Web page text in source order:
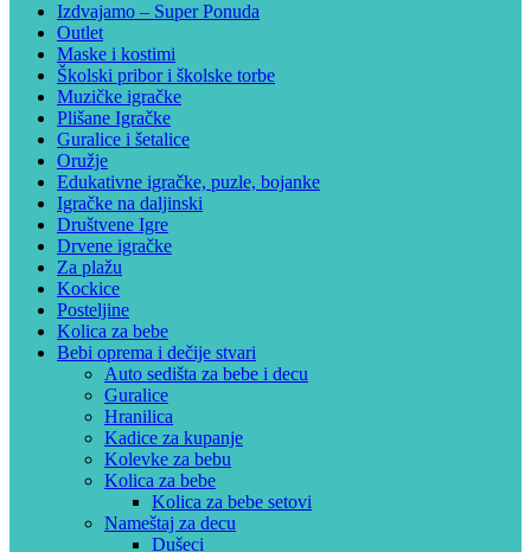
Izdvajamo – Super Ponuda
Outlet
Maske i kostimi
Školski pribor i školske torbe
Muzičke igračke
Plišane Igračke
Guralice i šetalice
Oružje
Edukativne igračke, puzle, bojanke
Igračke na daljinski
Društvene Igre
Drvene igračke
Za plažu
Kockice
Posteljine
Kolica za bebe
Bebi oprema i dečije stvari
Auto sedišta za bebe i decu
Guralice
Hranilica
Kadice za kupanje
Kolevke za bebu
Kolica za bebe
Kolica za bebe setovi
Nameštaj za decu
Dušeci